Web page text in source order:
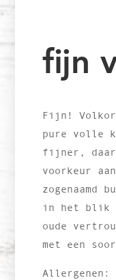
fijn
Fijn!
pure volle
fijner, daar
voorkeur
zogenaamd
in het blik
oude
met een